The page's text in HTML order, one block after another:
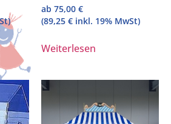
ab 75,00 €
(89,25 € inkl. 19% MwSt)
Weiterlesen